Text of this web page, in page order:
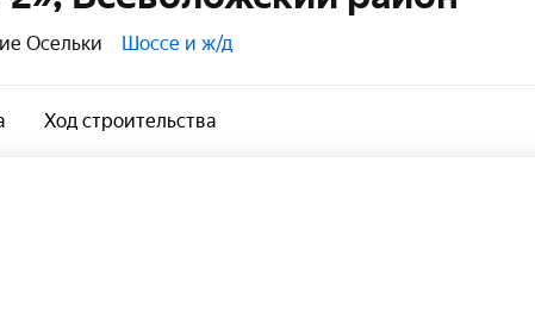
Осельки Шоссе и ж/д
Ход строительства